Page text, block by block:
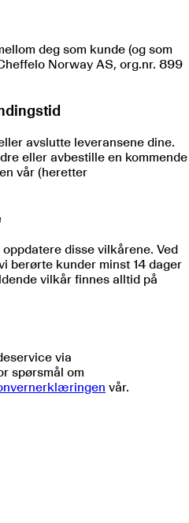
deg som kunde (og som
Norway AS, org.nr. 899
avslutte leveransene dine.
eller avbestille en kommende
vår (heretter
disse vilkårene. Ved
berørte kunder minst 14 dager
vilkår finnes alltid på
via
spørsmål om
vår.